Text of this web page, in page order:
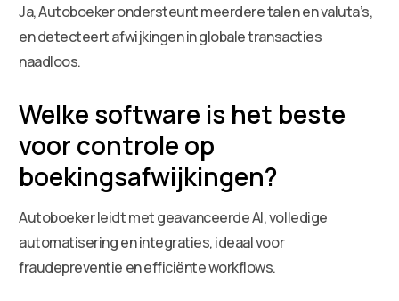
Ja, Autoboeker ondersteunt meerdere talen en valuta’s,
en detecteert afwijkingen in globale transacties
naadloos.
Welke software is het beste
voor controle op
boekingsafwijkingen?
Autoboeker leidt met geavanceerde AI, volledige
automatisering en integraties, ideaal voor
fraudepreventie en efficiënte workflows.